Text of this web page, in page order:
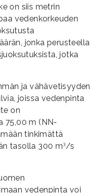
on siis metrin
vedenkorkeuden
jonka perusteella
jotka
ja vähävetisyyden
joissa vedenpinta
on
75,00 m (NN-
tinkimättä
tasolla 300 m3/s
vedenpinta voi